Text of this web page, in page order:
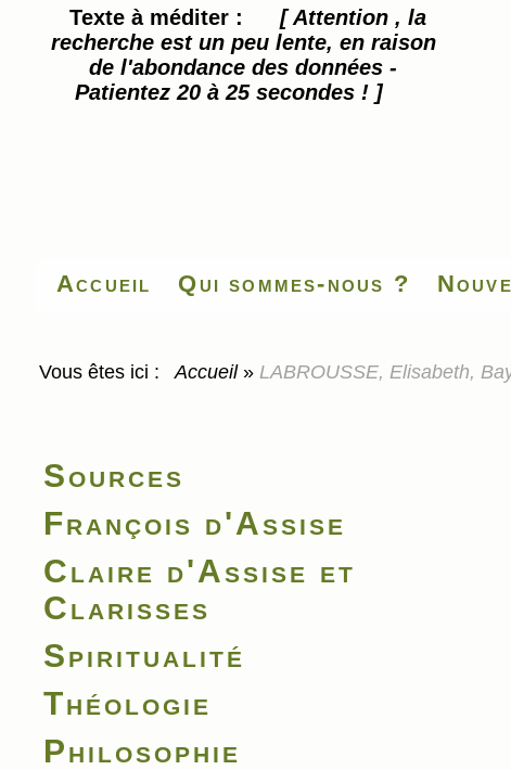
Texte à méditer :
[ Attention , la
recherche est un peu lente, en raison
de l'abondance des données -
Patientez 20 à 25 secondes ! ]
Accueil Qui sommes-nous ?
Vous êtes ici : Accueil » LABROUSSE, Elisabeth,
Sources
François d'Assise
Claire d'Assise et
Clarisses
Spiritualité
Théologie
Philosophie